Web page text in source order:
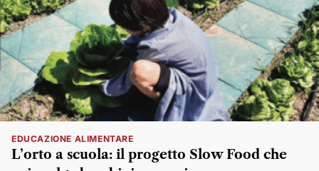
EDUCAZIONE ALIMENTARE
L’orto a scuola: il progetto Slow Food che